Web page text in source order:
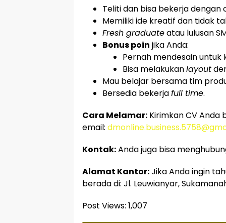
Teliti dan bisa bekerja dengan
Memiliki ide kreatif dan tidak
Fresh graduateatau lulusan
Bonus poin jika Anda:
Pernah mendesain
Bisa melakukanlayout
Mau belajar bersama tim
Bersedia bekerjafull time.
Cara Melamar: Kirimkan CV
email:
Kontak:Anda juga bisa
Alamat Kantor:Jika Anda ingin
berada di: Jl. Leuwianyar,
Post Views: 1,007